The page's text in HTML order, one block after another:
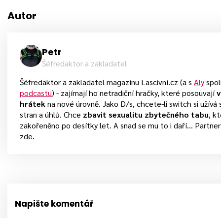
Autor
Petr
Šéfredaktor a zakladatel
Šéfredaktor a zakladatel magazínu Lascivní.cz (a s Aly
podcastu) - zajímají ho netradiční hračky, které posouvají
hrátek na nové úrovně. Jako D/s, chcete-li switch si užívá
stran a úhlů. Chce zbavit sexualitu zbytečného tabu,
zakořeněno po desítky let. A snad se mu to i daří...
zde.
Napište komentář